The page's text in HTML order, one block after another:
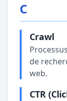
C
Crawl
de
web.
CTR